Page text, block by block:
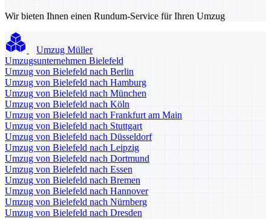
Wir bieten Ihnen einen Rundum-Service für Ihren Umzug
Umzug Müller
Umzugsunternehmen Bielefeld
Umzug von Bielefeld nach Berlin
Umzug von Bielefeld nach Hamburg
Umzug von Bielefeld nach München
Umzug von Bielefeld nach Köln
Umzug von Bielefeld nach Frankfurt am Main
Umzug von Bielefeld nach Stuttgart
Umzug von Bielefeld nach Düsseldorf
Umzug von Bielefeld nach Leipzig
Umzug von Bielefeld nach Dortmund
Umzug von Bielefeld nach Essen
Umzug von Bielefeld nach Bremen
Umzug von Bielefeld nach Hannover
Umzug von Bielefeld nach Nürnberg
Umzug von Bielefeld nach Dresden